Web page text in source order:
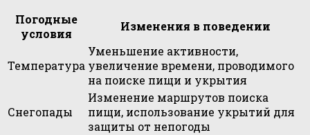
Погодные
условия
Изменения в поведении
Температура
Уменьшение активности,
увеличение времени, проводимого
на поиске пищи и укрытия
Снегопады
Изменение маршрутов поиска
пищи, использование укрытий для
защиты от непогоды